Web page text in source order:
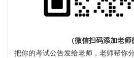
（微信扫码添加老师
把你的考试公告发给老师，老师帮你